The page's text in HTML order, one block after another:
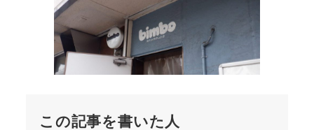
この記事を書いた人